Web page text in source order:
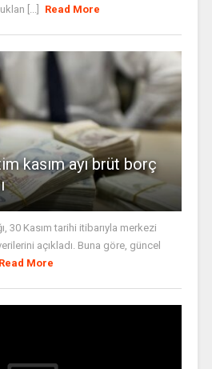
[...]
Read More
kasım ayı brüt borç
30 Kasım tarihi itibarıyla merkezi
açıkladı. Buna göre, güncel
Read More